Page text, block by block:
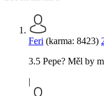
Feri (karma: 8423)
3.5 Pepe? Měl by
|